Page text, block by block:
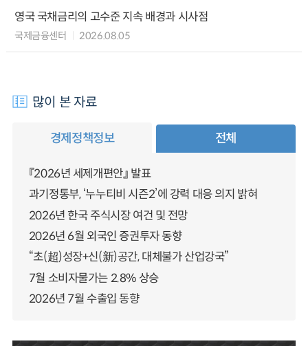
영국 국채금리의 고수준 지속 배경과 시사점
국제금융센터 2026.08.05
많이 본 자료
경제정책정보 전체
『2026년 세제개편안』 발표
과기정통부, ‘누누티비 시즌2’에 강력 대응 의지 밝혀
2026년 한국 주식시장 여건 및 전망
2026년 6월 외국인 증권투자 동향
“초(超)성장+신(新)공간, 대체불가 산업강국”
7월 소비자물가는 2.8% 상승
2026년 7월 수출입 동향